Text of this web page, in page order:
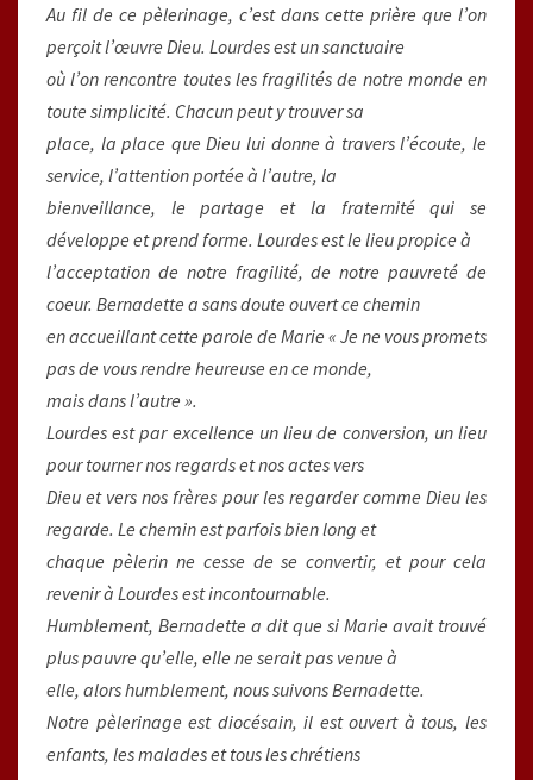
Au fil de ce pèlerinage, c’est dans cette prière que l’on
perçoit l’œuvre Dieu. Lourdes est un sanctuaire
où l’on rencontre toutes les fragilités de notre monde en
toute simplicité. Chacun peut y trouver sa
place, la place que Dieu lui donne à travers l’écoute, le
service, l’attention portée à l’autre, la
bienveillance, le partage et la fraternité qui se
développe et prend forme. Lourdes est le lieu propice à
l’acceptation de notre fragilité, de notre pauvreté de
coeur. Bernadette a sans doute ouvert ce chemin
en accueillant cette parole de Marie « Je ne vous promets
pas de vous rendre heureuse en ce monde,
mais dans l’autre ».
Lourdes est par excellence un lieu de conversion, un lieu
pour tourner nos regards et nos actes vers
Dieu et vers nos frères pour les regarder comme Dieu les
regarde. Le chemin est parfois bien long et
chaque pèlerin ne cesse de se convertir, et pour cela
revenir à Lourdes est incontournable.
Humblement, Bernadette a dit que si Marie avait trouvé
plus pauvre qu’elle, elle ne serait pas venue à
elle, alors humblement, nous suivons Bernadette.
Notre pèlerinage est diocésain, il est ouvert à tous, les
enfants, les malades et tous les chrétiens